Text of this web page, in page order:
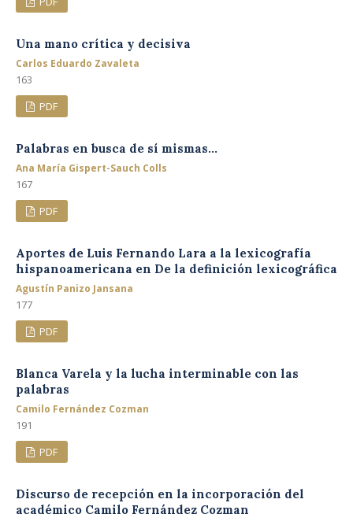
Una mano crítica y decisiva
Carlos Eduardo Zavaleta
163
PDF
Palabras en busca de sí mismas...
Ana María Gispert-Sauch Colls
167
PDF
Aportes de Luis Fernando Lara a la lexicografía
hispanoamericana en De la definición lexicográfica
Agustín Panizo Jansana
177
PDF
Blanca Varela y la lucha interminable con las
palabras
Camilo Fernández Cozman
191
PDF
Discurso de recepción en la incorporación del
académico Camilo Fernández Cozman